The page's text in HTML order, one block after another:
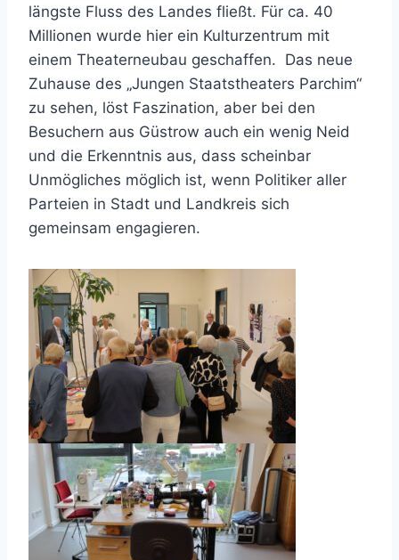
längste Fluss des Landes fließt. Für ca. 40
Millionen wurde hier ein Kulturzentrum mit
einem Theaterneubau geschaffen. Das neue
Zuhause des „Jungen Staatstheaters Parchim“
zu sehen, löst Faszination, aber bei den
Besuchern aus Güstrow auch ein wenig Neid
und die Erkenntnis aus, dass scheinbar
Unmögliches möglich ist, wenn Politiker aller
Parteien in Stadt und Landkreis sich
gemeinsam engagieren.